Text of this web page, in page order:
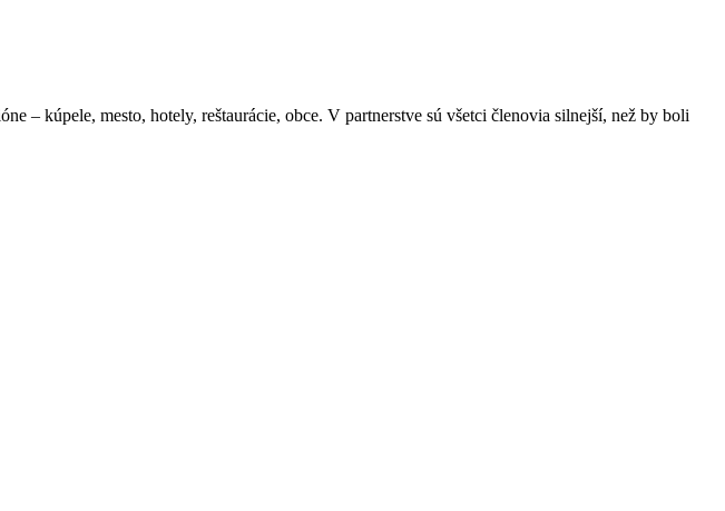
– kúpele, mesto, hotely, reštaurácie, obce. V partnerstve sú všetci členovia silnejší, než by boli